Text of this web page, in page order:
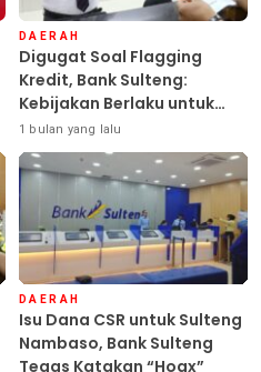
DAERAH
Digugat Soal Flagging
Kredit, Bank Sulteng:
Kebijakan Berlaku untuk
Seluruh Debitur ASN
1 bulan yang lalu
DAERAH
Isu Dana CSR untuk Sulteng
Nambaso, Bank Sulteng
Tegas Katakan “Hoax”